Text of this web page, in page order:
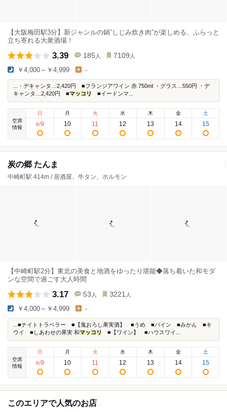
【大阪梅田駅3分】新ジャンルの鍋“しじみ炊き肉”が楽しめる、ふらっと
立ち寄れる大衆酒場！
3.39 185 人 7109 人
￥4,000～￥4,999 -
...・デキャンタ…2,420円 ■フランジアワイン 赤 750ml ・グラス…550円 ・デ
キャンタ…2,420円 ■マッコリ ■イードンマ...
空席
情報
日
8/9
月
10
火
11
水
12
木
13
金
14
土
15
炭の郷 たんま
中崎町駅 414m / 居酒屋、牛タン、ホルモン
【中崎町駅2分】東北の美食と地酒をゆったり堪能◆落ち着いた和モダ
ンな空間で過ごす大人時間
3.17 53 人 3221 人
￥4,000～￥4,999 -
...■ナイトトラベラー ■【鬼おろし果実酒】 ■うめ ■パイン ■みかん ■キ
ウイ ■しあわせの果実 和マッコリ ■【ワイン】 ■ハウスワイ...
空席
情報
日
8/9
月
10
火
11
水
12
木
13
金
14
土
15
このエリアで人気のお店